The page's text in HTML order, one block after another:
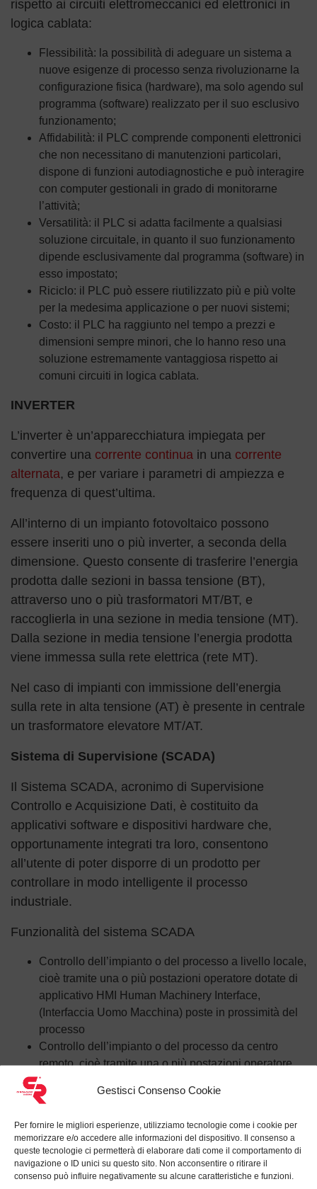
Gestisci Consenso Cookie
Per fornire le migliori esperienze, utilizziamo tecnologie come i cookie per
memorizzare e/o accedere alle informazioni del dispositivo. Il consenso a
queste tecnologie ci permetterà di elaborare dati come il comportamento di
navigazione o ID unici su questo sito. Non acconsentire o ritirare il
consenso può influire negativamente su alcune caratteristiche e funzioni.
rispetto ai circuiti elettromeccanici ed elettronici in
logica cablata:
Flessibilità: la possibilità di adeguare un sistema a
nuove esigenze di processo senza rivoluzionarne la
configurazione fisica (hardware), ma solo agendo sul
programma (software) realizzato per il suo esclusivo
funzionamento;
Affidabilità: il PLC comprende componenti elettronici
che non necessitano di manutenzioni particolari,
dispone di funzioni autodiagnostiche e può interagire
con computer gestionali in grado di monitorarne
l’attività;
Versatilità: il PLC si adatta facilmente a qualsiasi
soluzione circuitale, in quanto il suo funzionamento
dipende esclusivamente dal programma (software) in
esso impostato;
Riciclo: il PLC può essere riutilizzato più e più volte
per la medesima applicazione o per nuovi sistemi;
Costo: il PLC ha raggiunto nel tempo a prezzi e
dimensioni sempre minori, che lo hanno reso una
soluzione estremamente vantaggiosa rispetto ai
comuni circuiti in logica cablata.
INVERTER
L’inverter è un’apparecchiatura impiegata per
convertire una corrente continua in una corrente
alternata, e per variare i parametri di ampiezza e
frequenza di quest’ultima.
All’interno di un impianto fotovoltaico possono
essere inseriti uno o più inverter, a seconda della
dimensione. Questo consente di trasferire l’energia
prodotta dalle sezioni in bassa tensione (BT),
attraverso uno o più trasformatori MT/BT, e
raccoglierla in una sezione in media tensione (MT).
Dalla sezione in media tensione l’energia prodotta
viene immessa sulla rete elettrica (rete MT).
Nel caso di impianti con immissione dell’energia
sulla rete in alta tensione (AT) è presente in centrale
un trasformatore elevatore MT/AT.
Sistema di Supervisione (SCADA)
Il Sistema SCADA, acronimo di Supervisione
Controllo e Acquisizione Dati, è costituito da
applicativi software e dispositivi hardware che,
opportunamente integrati tra loro, consentono
all’utente di poter disporre di un prodotto per
controllare in modo intelligente il processo
industriale.
Funzionalità del sistema SCADA
Controllo dell’impianto o del processo a livello locale,
cioè tramite una o più postazioni operatore dotate di
applicativo HMI Human Machinery Interface,
(Interfaccia Uomo Macchina) poste in prossimità del
processo
Controllo dell’impianto o del processo da centro
remoto, cioè tramite una o più postazioni operatore
dotate di applicativo HMI, situate a distanza. Si noti
che ad ogni postazione corrisponde un PC
Monitoraggio, raccolta ed elaborazione dati di
impianto in tempo reale
Interazione diretta con i dispositivi posti in campo
quali ad es. sensori, interruttori, motori, trasformatori